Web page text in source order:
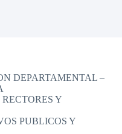
DEPARTAMENTAL –
Y
PUBLICOS Y